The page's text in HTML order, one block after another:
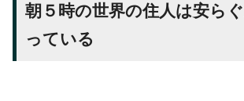
朝５時の世界の住人は安ら
っている